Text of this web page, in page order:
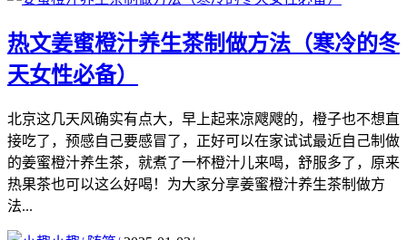
热文姜蜜橙汁养生茶制做方法（寒冷的冬
天女性必备）
北京这几天风确实有点大，早上起来凉飕飕的，橙子也不想直
接吃了，预感自己要感冒了，正好可以在家试试最近自己制做
的姜蜜橙汁养生茶，就煮了一杯橙汁儿来喝，舒服多了，原来
热果茶也可以这么好喝！为大家分享姜蜜橙汁养生茶制做方
法...